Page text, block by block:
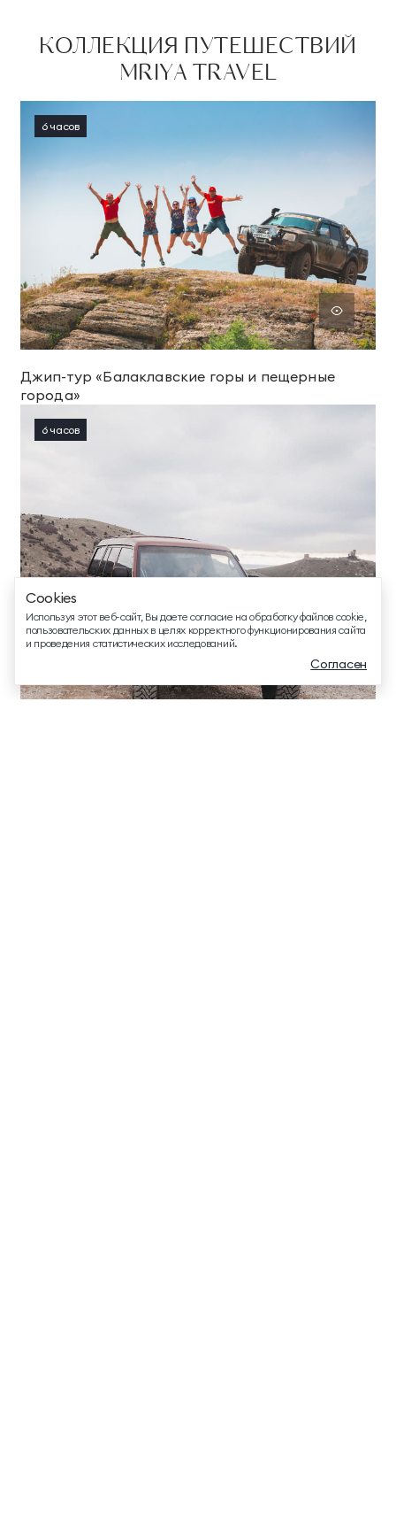
ТЕЛЕФОН ДЛЯ СВЯЗИ
+74991107964
СВЯЗАТЬСЯ В МЕССЕНДЖЕРЕ
EMAIL ДЛЯ ВОПРОСОВ И ПОЖЕЛАНИЙ
info@mriyaresort.com
КОЛЛЕКЦИЯ ПУТЕШЕСТВИЙ
MRIYA TRAVEL
6 часов
Джип-тур «Балаклавские горы и пещерные
города»
6 часов
Cookies
Используя этот веб-сайт, Вы даете согласие на обработку файлов cookie,
пользовательских данных в целях корректного функционирования сайта
и проведения статистических исследований.
Согласен